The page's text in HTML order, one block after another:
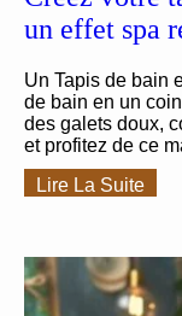
un effet spa
Un Tapis de bain
de bain en un
des galets doux,
et profitez de ce
Lire La Suite